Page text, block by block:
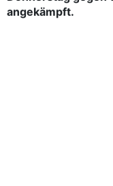
angekämpft.